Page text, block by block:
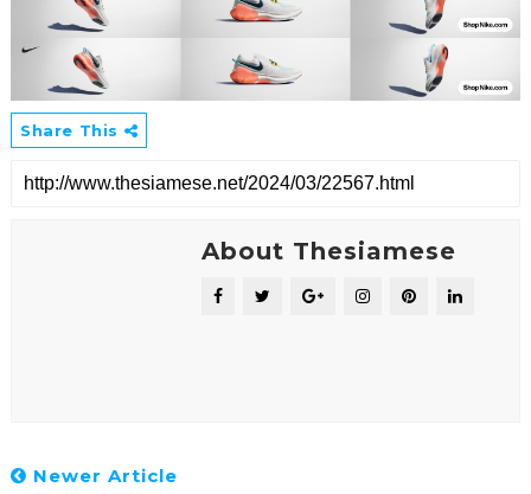
Share This
About Thesiamese
Newer Article